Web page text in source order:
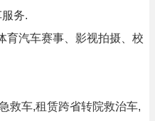
务.
育汽车赛事、影视拍摄、校
救车,租赁跨省转院救治车,